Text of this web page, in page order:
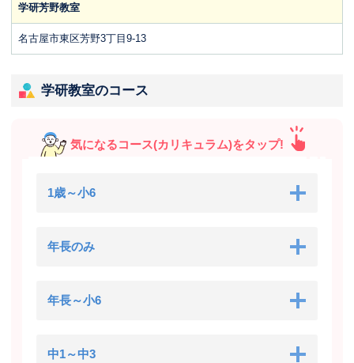
学研芳野教室
名古屋市東区芳野3丁目9‐13
学研教室のコース
気になるコース(カリキュラム)をタップ!
1歳～小6
年長のみ
年長～小6
中1～中3